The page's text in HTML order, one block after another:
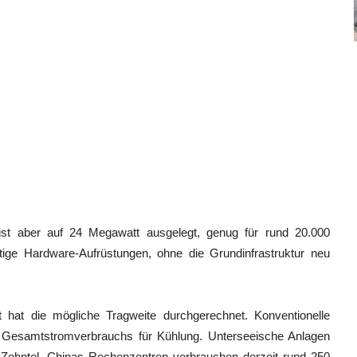
aber auf 24 Megawatt ausgelegt, genug für rund 20.000
Hardware-Aufrüstungen, ohne die Grundinfrastruktur neu
die mögliche Tragweite durchgerechnet. Konventionelle
für Kühlung. Unterseeische Anlagen